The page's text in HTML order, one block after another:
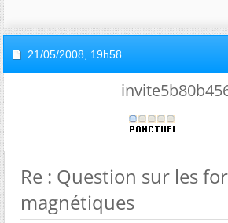
21/05/2008, 19h58
Re : Question sur les
magnétiques